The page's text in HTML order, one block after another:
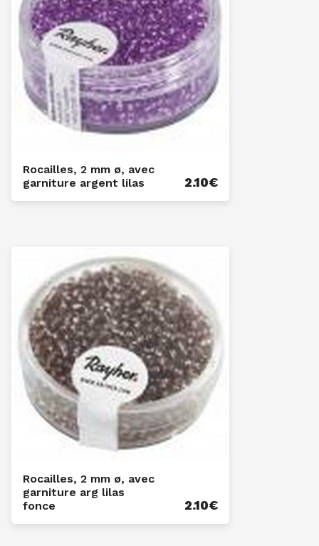
Rocailles, 2 mm ø, avec
garniture argent lilas
2.10€
Rocailles, 2 mm ø, avec
garniture arg lilas
fonce
2.10€